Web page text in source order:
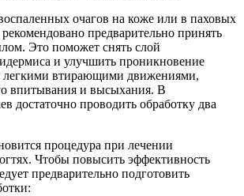
очагов на коже или в паховых
предварительно принять
Это поможет снять слой
и улучшить проникновение
легкими втирающими движениями,
впитывания и высыхания. В
достаточно проводить обработку два
процедура при лечении
Чтобы повысить эффективность
предварительно подготовить